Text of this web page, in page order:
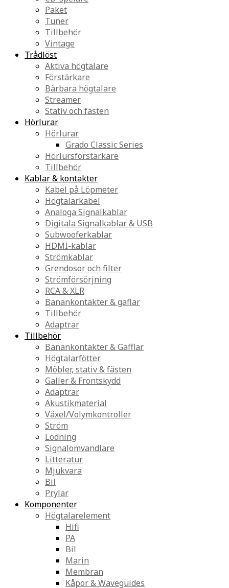
Paket
Tuner
Tillbehör
Vintage
Trådlöst
Aktiva högtalare
Förstärkare
Bärbara högtalare
Streamer
Stativ och fästen
Hörlurar
Hörlurar
Grado Classic Series
Hörlursförstärkare
Tillbehör
Kablar & kontakter
Kabel på Löpmeter
Högtalarkabel
Analoga Signalkablar
Digitala Signalkablar & USB
Subwooferkablar
HDMI-kablar
Strömkablar
Grendosor och filter
Strömförsörjning
RCA & XLR
Banankontakter & gaflar
Tillbehör
Adaptrar
Tillbehör
Banankontakter & Gafflar
Högtalarfötter
Möbler, stativ & fästen
Galler & Frontskydd
Adaptrar
Akustikmaterial
Växel/Volymkontroller
Ström
Lödning
Signalomvandlare
Litteratur
Mjukvara
Bil
Prylar
Komponenter
Högtalarelement
Hifi
PA
Bil
Marin
Membran
Kåpor & Waveguides